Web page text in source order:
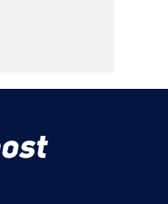
με